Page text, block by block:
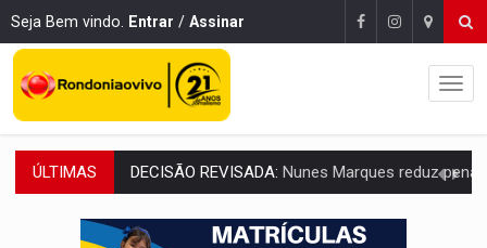
Seja Bem vindo. Entrar / Assinar
ÚLTIMAS CONEXÃO RONDONIAOVIVO:Museólogo Antônio Ocampo lança livro
ELEIÇÕES 2026:Patrimônio de candidata a deputada federal do PL salta R$ 1